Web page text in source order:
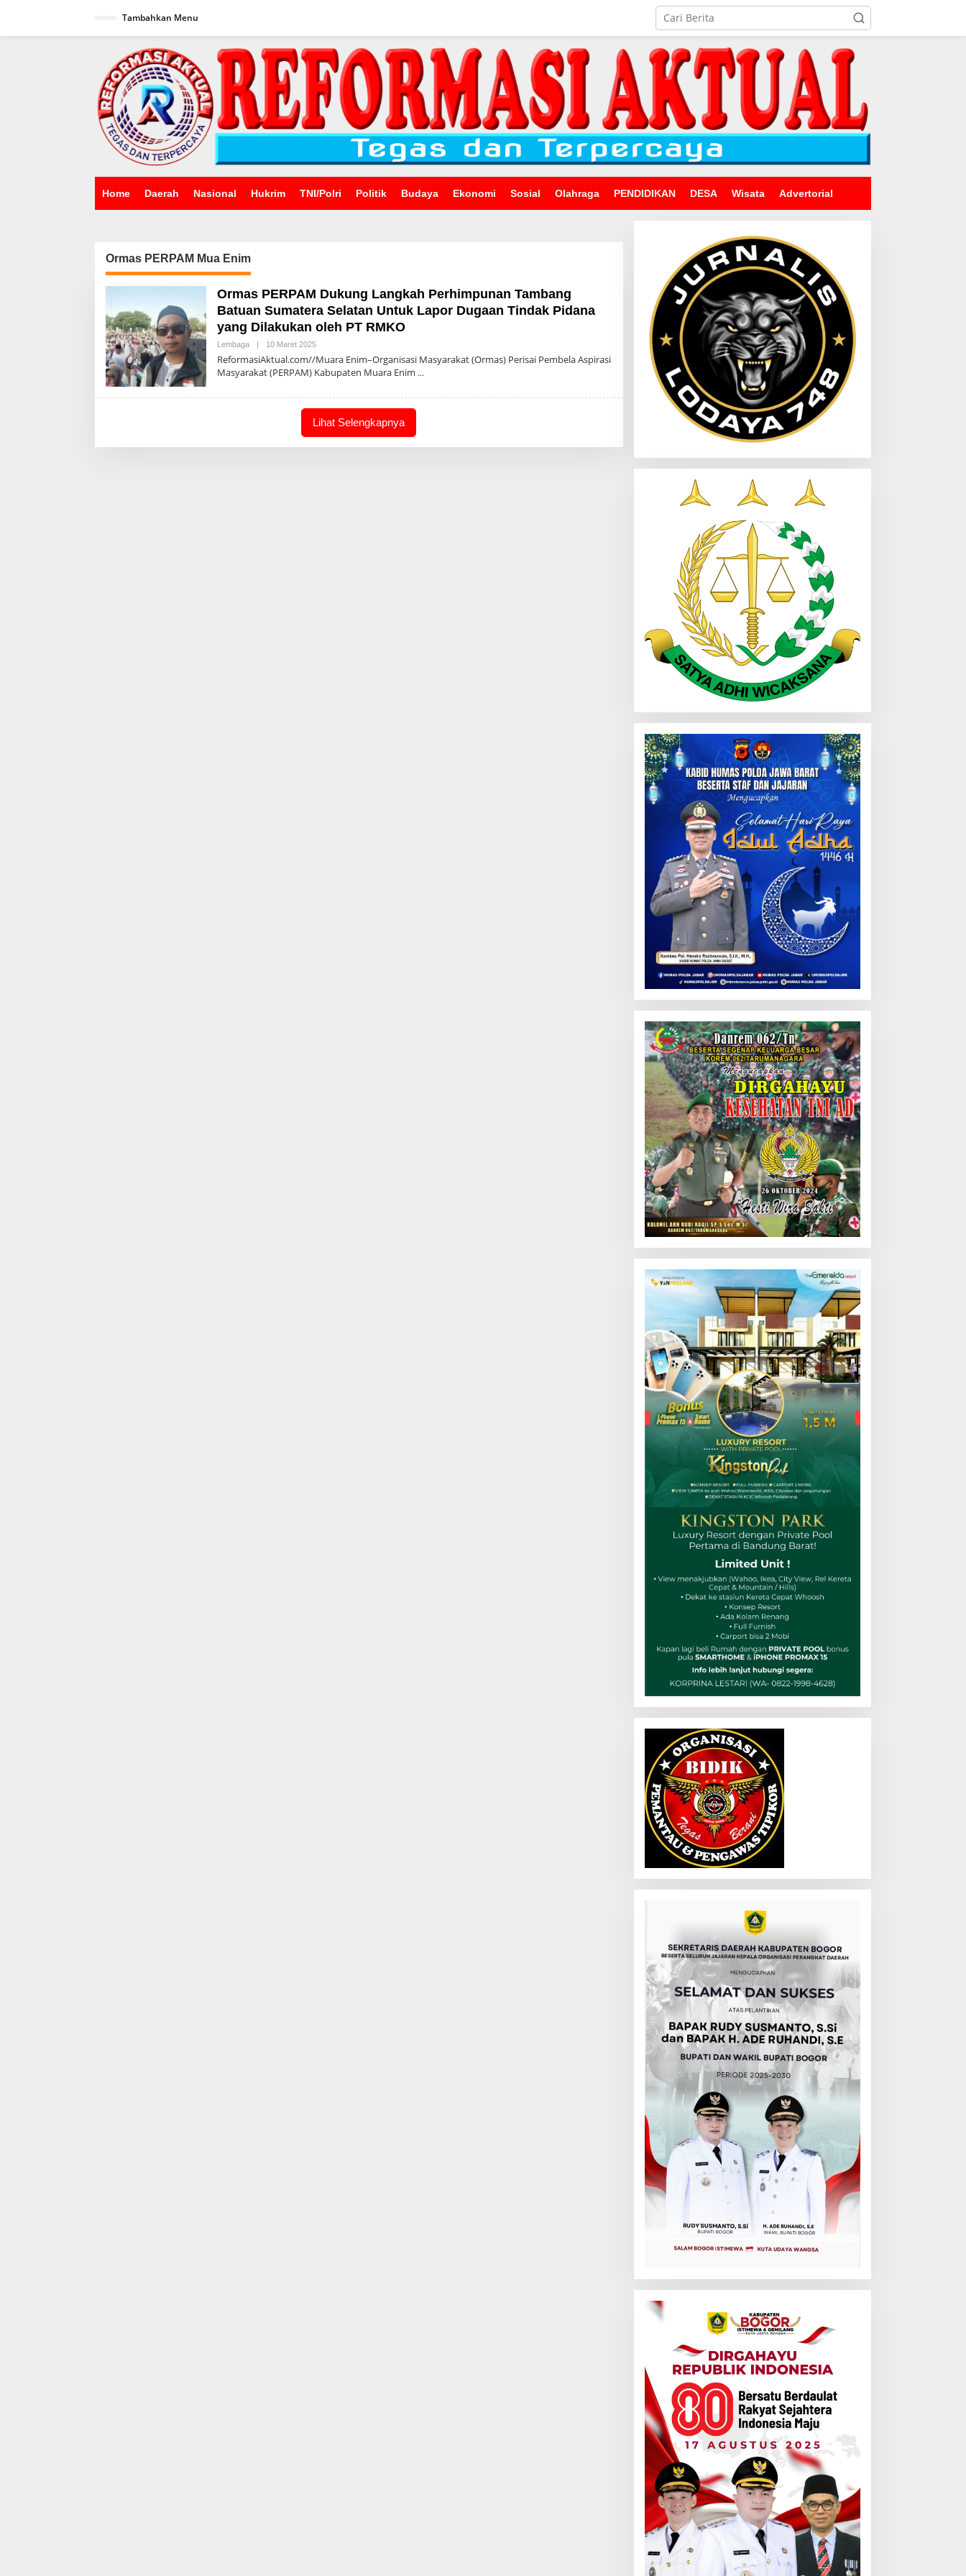
Tambahkan Menu
Home Daerah Nasional Hukrim TNI/Polri Politik Budaya Ekonomi Sosial Olahraga PENDIDIKAN DESA Wisata Advertorial
Ormas PERPAM Mua Enim
Ormas PERPAM Dukung Langkah Perhimpunan Tambang
Batuan Sumatera Selatan Untuk Lapor Dugaan Tindak Pidana
yang Dilakukan oleh PT RMKO
Lembaga | 10 Maret 2025Oleh
ReformasiAktual.com//Muara Enim–Organisasi Masyarakat (Ormas) Perisai Pembela Aspirasi
Masyarakat (PERPAM) Kabupaten Muara Enim
Lihat Selengkapnya